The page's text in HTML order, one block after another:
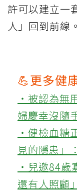
許可以建立一
人」回到前線。
💪更多健
‧被認為無
婦慶幸沒隨
‧健檢血糖
見的隱患」
‧兒邀84歲
還有人照顧